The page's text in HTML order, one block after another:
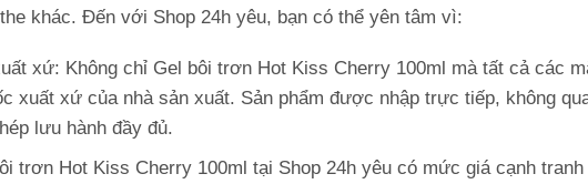
khác. Đến với Shop 24h yêu, bạn có thể yên tâm vì:
xứ: Không chỉ Gel bôi trơn Hot Kiss Cherry 100ml mà tất cả các
xuất xứ của nhà sản xuất. Sản phẩm được nhập trực tiếp, không
lưu hành đầy đủ.
trơn Hot Kiss Cherry 100ml tại Shop 24h yêu có mức giá cạnh